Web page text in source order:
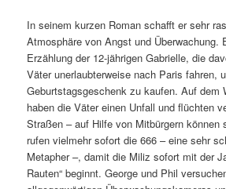
In seinem kurzen Roman schafft er sehr
Atmosphäre von Angst und Überwachung.
Erzählung der 12-jährigen Gabrielle, die
Väter unerlaubterweise nach Paris fahren,
Geburtstagsgeschenk zu kaufen. Auf dem
haben die Väter einen Unfall und flüchten
Straßen – auf Hilfe von Mitbürgern können
rufen vielmehr sofort die 666 – eine sehr
Metapher –, damit die Miliz sofort mit der
Rauten“ beginnt. George und Phil